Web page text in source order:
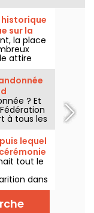
historique
sur la
la place
attire
de
sur la
? Et
à tous les
tour delequel
tout le
dans
de
la
public ?